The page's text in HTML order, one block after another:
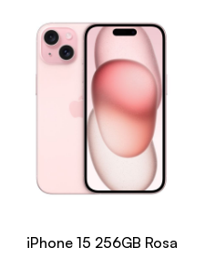
iPhone 15 256GB Rosa